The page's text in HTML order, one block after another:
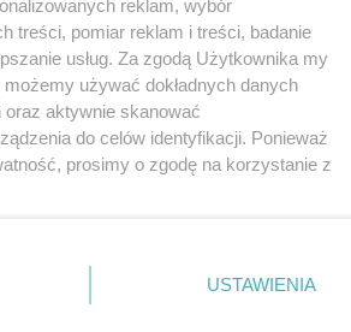
regulamin
reklama
redakcja
pliki cookies
oferty pracy
2000-2026 Ino-online Media
reklam, wybór
treści, pomiar reklam i treści, badanie
usług. Za zgodą Użytkownika my
używać dokładnych danych
aktywnie skanować
do celów identyfikacji. Ponieważ
prosimy o zgodę na korzystanie z
. Niektóre rodzaje przetwarzania
zgody użytkownika, ale masz prawo
USTAWIENIA